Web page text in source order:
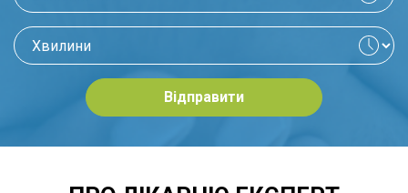
відновлення функцій дихання, слуху та голосу,
покращення якості життя та профілактику
рецидивів у майбутньому.
ВАЖЛИВІСТЬ РОБОТИ ЛОР ЛІКАРЯ,
Відправити